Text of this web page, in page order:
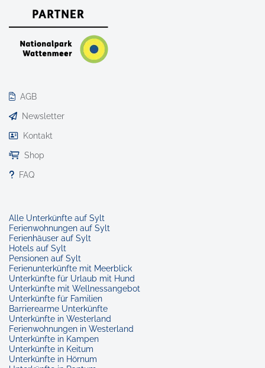
AGB
Newsletter
Kontakt
Shop
FAQ
Alle Unterkünfte auf Sylt
Ferienwohnungen auf Sylt
Ferienhäuser auf Sylt
Hotels auf Sylt
Pensionen auf Sylt
Ferienunterkünfte mit Meerblick
Unterkünfte für Urlaub mit Hund
Unterkünfte mit Wellnessangebot
Unterkünfte für Familien
Barrierearme Unterkünfte
Unterkünfte in Westerland
Ferienwohnungen in Westerland
Unterkünfte in Kampen
Unterkünfte in Keitum
Unterkünfte in Hörnum